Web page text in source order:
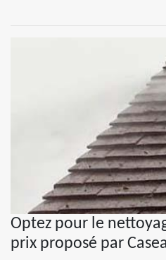
Optez pour le
prix proposé par